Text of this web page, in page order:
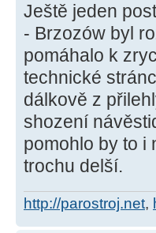
Ještě jeden
- Brzozów byl
pomáhalo k
technické
dálkově z
shození
pomohlo by to i
trochu delší.
http://parostroj.net,